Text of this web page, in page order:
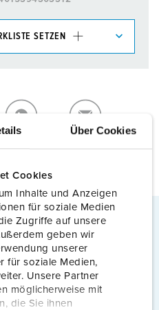
Über Cookies
Cookies
Inhalte und Anzeigen
für soziale Medien
Zugriffe auf unsere
geben wir
unserer
für soziale Medien,
Unsere Partner
möglicherweise mit
die Sie ihnen
SETZEN
HINZUFÜGEN